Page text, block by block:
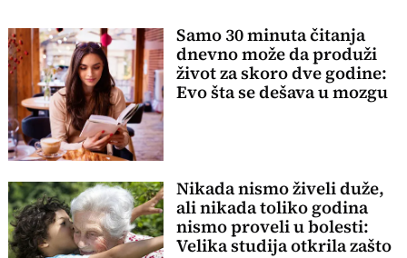
Samo 30 minuta čitanja
dnevno može da produži
život za skoro dve godine:
Evo šta se dešava u mozgu
Nikada nismo živeli duže,
ali nikada toliko godina
nismo proveli u bolesti:
Velika studija otkrila zašto